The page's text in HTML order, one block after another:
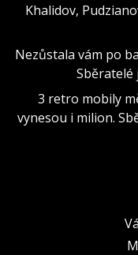
Khalidov,
Nezůstala vám po
Sběratelé
3 retro mobily
vynesou i milion.